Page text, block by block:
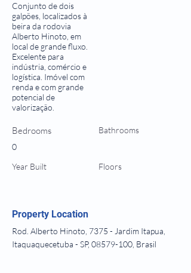
Conjunto de dois
galpões, localizados à
beira da rodovia
Alberto Hinoto, em
local de grande fluxo.
Excelente para
indústria, comércio e
logística. Imóvel com
renda e com grande
potencial de
valorização.
Bedrooms
0
Year Built
Bathrooms
Floors
Property Location
Rod. Alberto Hinoto, 7375 - Jardim Itapua,
Itaquaquecetuba - SP, 08579-100 , Brasil